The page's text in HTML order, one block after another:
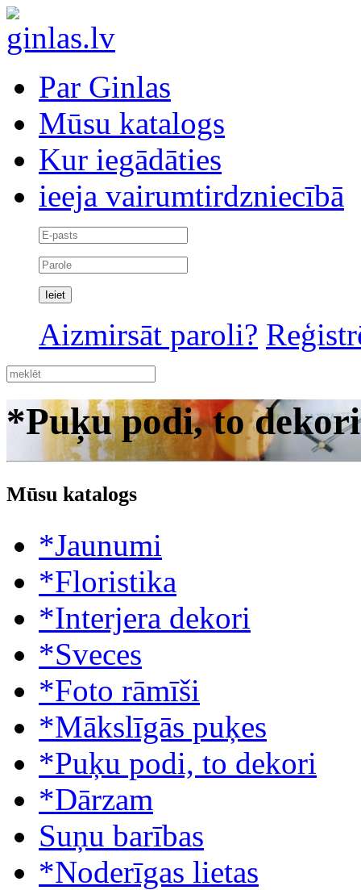
Par Ginlas
Mūsu katalogs
Kur iegādāties
ieeja vairumtirdzniecībā
Aizmirsāt paroli?
*Puķu podi, to dekori
Mūsu katalogs
*Jaunumi
*Floristika
*Interjera dekori
*Sveces
*Foto rāmīši
*Mākslīgās puķes
*Puķu podi, to dekori
*Dārzam
Suņu barības
*Noderīgas lietas